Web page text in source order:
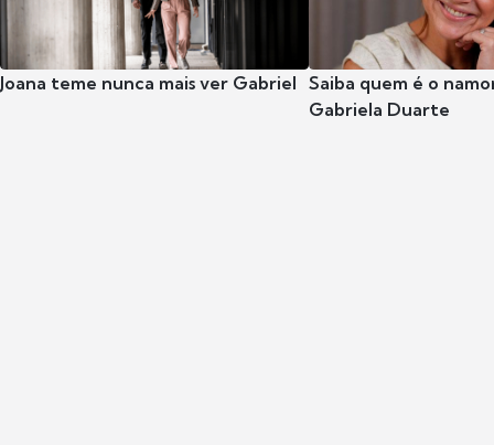
Joana teme nunca mais ver Gabriel Saiba quem é o
Gabriela Duarte